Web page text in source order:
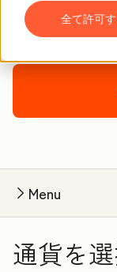
全て許可
き、導入支援プ
をき
Menu
通貨を